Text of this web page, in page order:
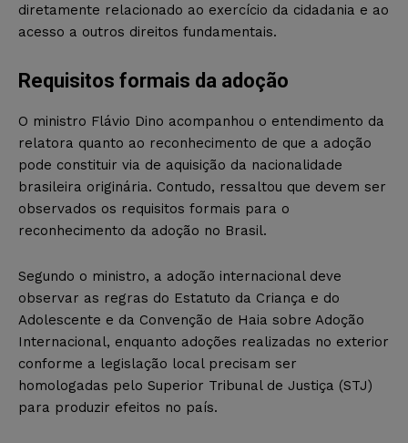
diretamente relacionado ao exercício da cidadania e ao
acesso a outros direitos fundamentais.
Requisitos formais da adoção
O ministro Flávio Dino acompanhou o entendimento da
relatora quanto ao reconhecimento de que a adoção
pode constituir via de aquisição da nacionalidade
brasileira originária. Contudo, ressaltou que devem ser
observados os requisitos formais para o
reconhecimento da adoção no Brasil.
Segundo o ministro, a adoção internacional deve
observar as regras do Estatuto da Criança e do
Adolescente e da Convenção de Haia sobre Adoção
Internacional, enquanto adoções realizadas no exterior
conforme a legislação local precisam ser
homologadas pelo Superior Tribunal de Justiça (STJ)
para produzir efeitos no país.